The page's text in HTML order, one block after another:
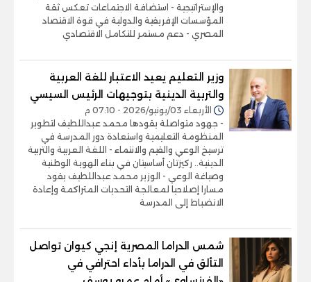
والإستراتيجية - استضافة الاجتماعات تعكس ثقة
المؤسسات الإفريقية والدولية في قوة الاقتصاد
المصري - دعم مستمر للتكامل الاقتصادي
وزير التعليم يعيد الاعتبار للغة العربية
والتربية الدينية بتوجيهات الرئيس السيسي
الأربعاء 03/يونيو/2026 - 07:10 م
- جهود متواصلة يقودها محمد عبداللطيف لتطوير
المنظومة التعليمية واستعادة دور المدرسة في
ترسيخ الوعي والقيم والانتماء - اللغة العربية والتربية
الدينية.. ركيزتان أساسيتان في بناء الهوية الوطنية
وصياغة الوعي - الوزير محمد عبداللطيف يقود
مسارا إصلاحيا لمعالجة التحديات المتراكمة وإعادة
الانضباط إلى المدرسة
شمس الدراما المصرية إنجي كيوان تواصل
التألق في الدراما بأداء احترافي في